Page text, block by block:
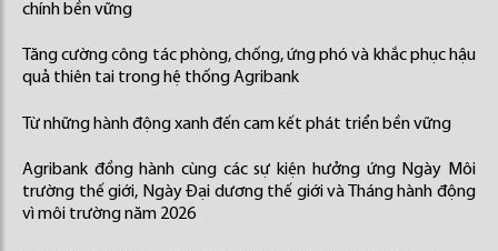
chính bền vững
Tăng cường công tác phòng, chống, ứng phó và khắc phục hậu
quả thiên tai trong hệ thống Agribank
Từ những hành động xanh đến cam kết phát triển bền vững
Agribank đồng hành cùng các sự kiện hưởng ứng Ngày Môi
trường thế giới, Ngày Đại dương thế giới và Tháng hành động
vì môi trường năm 2026